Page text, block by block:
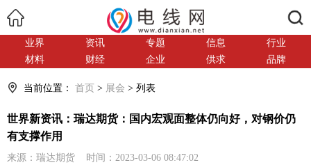
业界 资讯 专题 信息
行业
材料
财经 企业 供求 品牌
当前位置： 首页 > 展会 > 列表
世界新资讯：瑞达期货：国内宏观面整体仍向好，对钢价仍
有支撑作用
来源：瑞达期货 时间：2023-03-06 08:47:02